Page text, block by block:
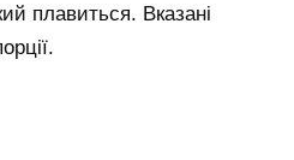
плавиться. Вказані